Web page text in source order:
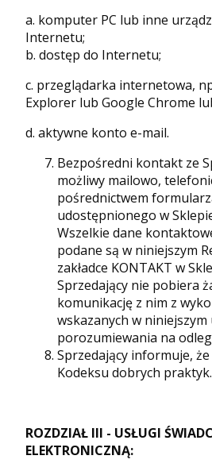
a. komputer PC lub inne
Internetu;
b. dostęp do Internetu;
c. przeglądarka internetowa,
Explorer lub Google Chrome
d. aktywne konto e-mail.
Bezpośredni kontakt ze
możliwy mailowo,
pośrednictwem
udostępnionego w
Wszelkie dane
podane są w niniejszym
zakładce KONTAKT w
Sprzedający nie pobiera
komunikację z nim z
wskazanych w
porozumiewania na
Sprzedający informuje,
Kodeksu dobrych praktyk.
ROZDZIAŁ III - USŁUGI
ELEKTRONICZNĄ: